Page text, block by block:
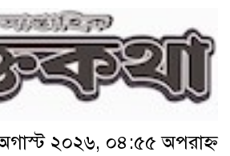
২০২৬, ০৪:৫৫ অপরাহ্ন